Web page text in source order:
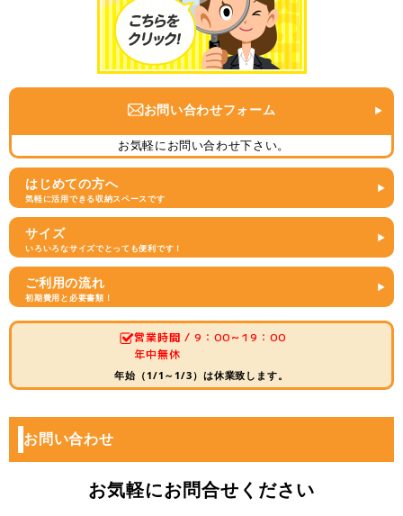
お問い合わせフォーム
お気軽にお問い合わせ下さい。
はじめての方へ
気軽に活用できる収納スペースです
サイズ
いろいろなサイズでとっても便利です！
ご利用の流れ
初期費用と必要書類！
営業時間 / 9：00～19：00
年中無休
年始（1/1～1/3）は休業致します。
お問い合わせ
お気軽にお問合せください